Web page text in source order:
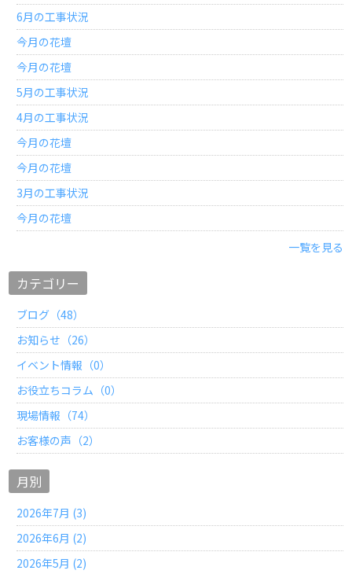
6月の工事状況
今月の花壇
今月の花壇
5月の工事状況
4月の工事状況
今月の花壇
今月の花壇
3月の工事状況
今月の花壇
一覧を見る
カテゴリー
ブログ（48）
お知らせ（26）
イベント情報（0）
お役立ちコラム（0）
現場情報（74）
お客様の声（2）
月別
2026年7月 (3)
2026年6月 (2)
2026年5月 (2)